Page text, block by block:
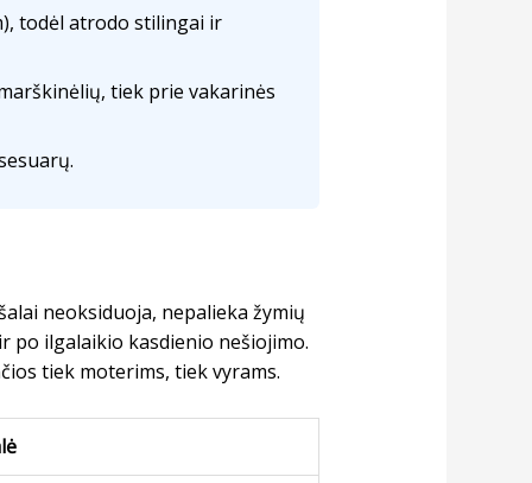
todėl atrodo stilingai ir
tiek prie vakarinės
neoksiduoja, nepalieka žymių
po ilgalaikio kasdienio nešiojimo.
tiek moterims, tiek vyrams.